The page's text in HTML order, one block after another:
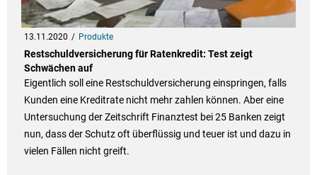
13.11.2020 Produkte
Restschuldversicherung für Ratenkredit: Test zeigt
Schwächen auf
Eigentlich soll eine Restschuldversicherung einspringen, falls
Kunden eine Kreditrate nicht mehr zahlen können. Aber eine
Untersuchung der Zeitschrift Finanztest bei 25 Banken zeigt
nun, dass der Schutz oft überflüssig und teuer ist und dazu in
vielen Fällen nicht greift.